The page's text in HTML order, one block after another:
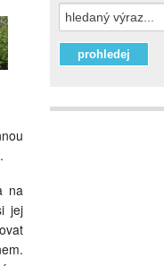
na
jej